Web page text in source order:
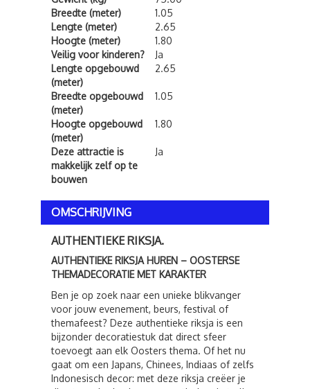
Breedte (meter)
1.05
Lengte (meter)
2.65
Hoogte (meter)
1.80
Veilig voor kinderen?
Ja
Lengte opgebouwd
(meter)
2.65
Breedte opgebouwd
(meter)
1.05
Hoogte opgebouwd
(meter)
1.80
Deze attractie is
makkelijk zelf op te
bouwen
Ja
OMSCHRIJVING
AUTHENTIEKE RIKSJA.
AUTHENTIEKE RIKSJA HUREN – OOSTERSE
THEMADECORATIE MET KARAKTER
Ben je op zoek naar een unieke blikvanger
voor jouw evenement, beurs, festival of
themafeest? Deze authentieke riksja is een
bijzonder decoratiestuk dat direct sfeer
toevoegt aan elk Oosters thema. Of het nu
gaat om een Japans, Chinees, Indiaas of zelfs
Indonesisch decor: met deze riksja creëer je